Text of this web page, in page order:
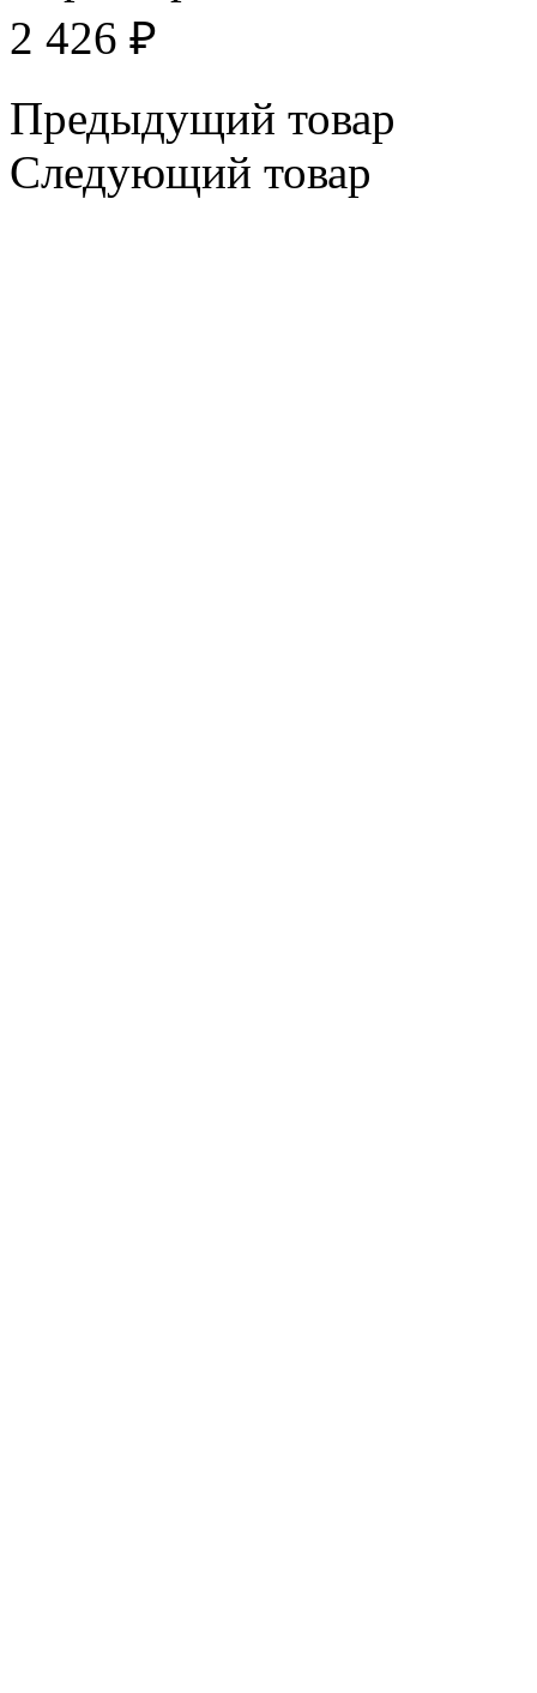
2 426 ₽
Предыдущий товар
Следующий товар